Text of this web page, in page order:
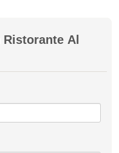
Ristorante Al